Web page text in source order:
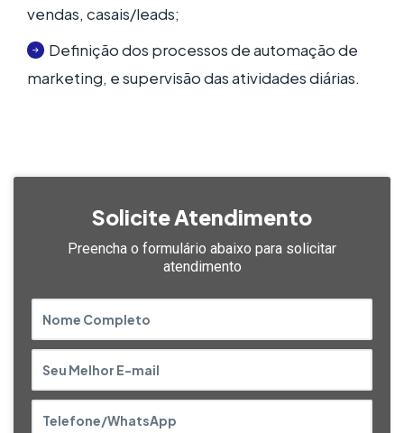
vendas, casais/leads;
Definição dos processos de automação de
marketing, e supervisão das atividades diárias.
Solicite Atendimento
Preencha o formulário abaixo para solicitar
atendimento